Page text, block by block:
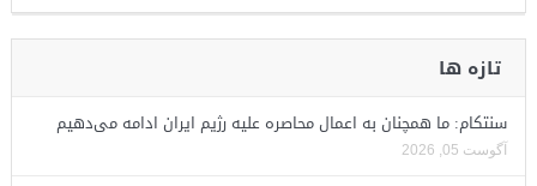
تازه ها
سنتکام: ما همچنان به اعمال محاصره علیه رژیم ایران ادامه می‌دهیم
آگوست 05, 2026